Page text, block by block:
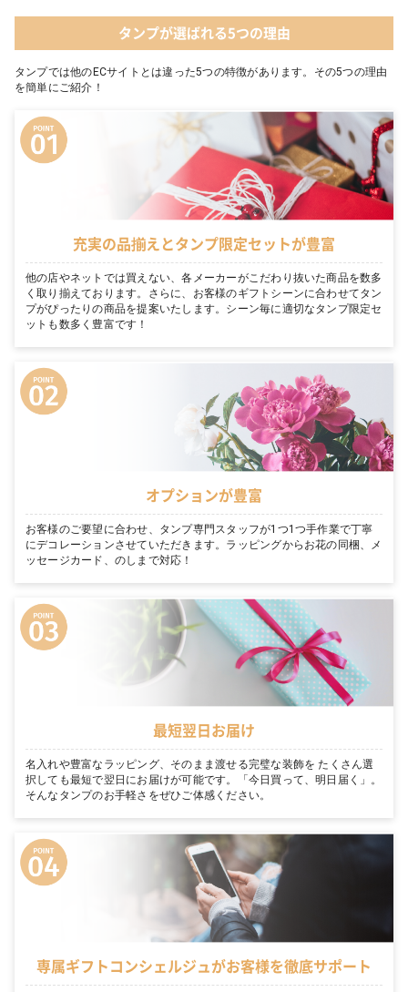
タンプが選ばれる5つの理由
タンプでは他のECサイトとは違った5つの特徴があります。その5つの理由
を簡単にご紹介！
充実の品揃えとタンプ限定セットが豊富
他の店やネットでは買えない、各メーカーがこだわり抜いた商品を数多
く取り揃えております。さらに、お客様のギフトシーンに合わせてタン
プがぴったりの商品を提案いたします。シーン毎に適切なタンプ限定セ
ットも数多く豊富です！
オプションが豊富
お客様のご要望に合わせ、タンプ専門スタッフが1つ1つ手作業で丁寧
にデコレーションさせていただきます。ラッピングからお花の同梱、メ
ッセージカード、のしまで対応！
最短翌日お届け
名入れや豊富なラッピング、そのまま渡せる完璧な装飾を たくさん選
択しても最短で翌日にお届けが可能です。「今日買って、明日届く」。
そんなタンプのお手軽さをぜひご体感ください。
専属ギフトコンシェルジュがお客様を徹底サポート